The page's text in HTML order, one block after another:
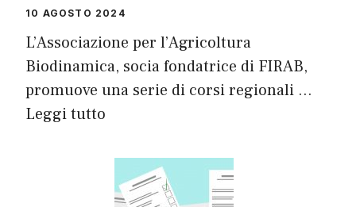
10 AGOSTO 2024
L’Associazione per l’Agricoltura
Biodinamica, socia fondatrice di FIRAB,
promuove una serie di corsi regionali …
Leggi tutto